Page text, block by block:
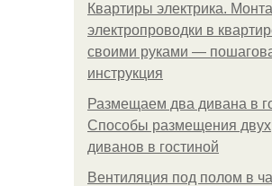
Квартиры электрика.
электропроводки в
своими руками —
инструкция
Размещаем два дивана в
Способы размещения двух
диванов в гостиной
Вентиляция под полом в